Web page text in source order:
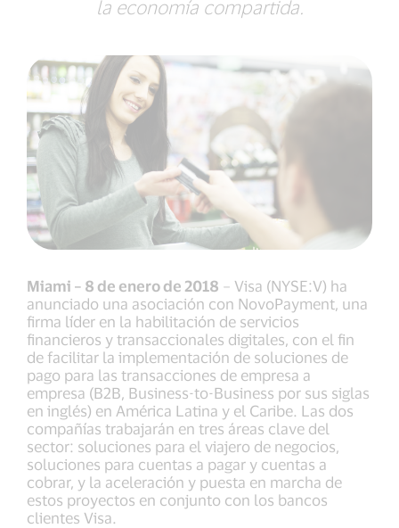
la economía compartida.
Miami – 8 de enero de 2018 – Visa (NYSE:V) ha
anunciado una asociación con NovoPayment, una
firma líder en la habilitación de servicios
financieros y transaccionales digitales, con el fin
de facilitar la implementación de soluciones de
pago para las transacciones de empresa a
empresa (B2B, Business-to-Business por sus siglas
en inglés) en América Latina y el Caribe. Las dos
compañías trabajarán en tres áreas clave del
sector: soluciones para el viajero de negocios,
soluciones para cuentas a pagar y cuentas a
cobrar, y la aceleración y puesta en marcha de
estos proyectos en conjunto con los bancos
clientes Visa.